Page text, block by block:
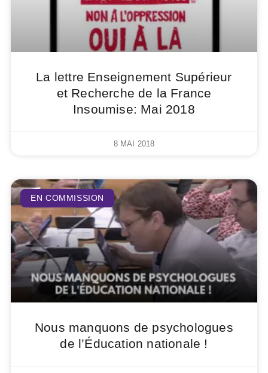
La lettre Enseignement Supérieur
et Recherche de la France
Insoumise: Mai 2018
8 MAI 2018
EN COMMISSION
Nous manquons de psychologues
de l’Éducation nationale !